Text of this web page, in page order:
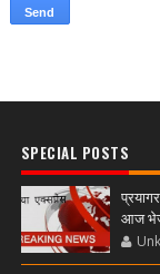
SPECIAL POSTS
आज